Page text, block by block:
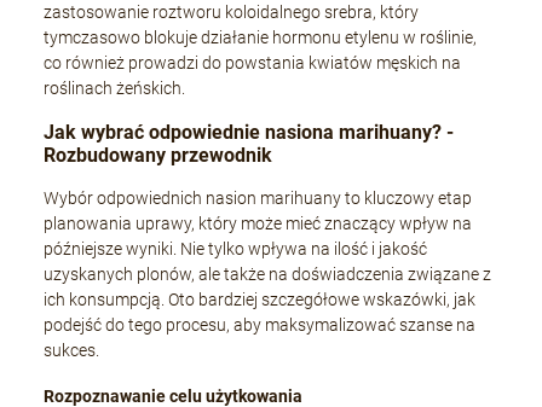
zastosowanie roztworu koloidalnego srebra, który
tymczasowo blokuje działanie hormonu etylenu w roślinie,
co również prowadzi do powstania kwiatów męskich na
roślinach żeńskich.
Jak wybrać odpowiednie nasiona marihuany? -
Rozbudowany przewodnik
Wybór odpowiednich nasion marihuany to kluczowy etap
planowania uprawy, który może mieć znaczący wpływ na
późniejsze wyniki. Nie tylko wpływa na ilość i jakość
uzyskanych plonów, ale także na doświadczenia związane z
ich konsumpcją. Oto bardziej szczegółowe wskazówki, jak
podejść do tego procesu, aby maksymalizować szanse na
sukces.
Rozpoznawanie celu użytkowania